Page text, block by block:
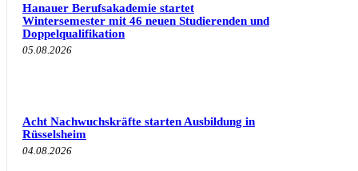
Hanauer Berufsakademie startet
Wintersemester mit 46 neuen Studierenden und
Doppelqualifikation
05.08.2026
Acht Nachwuchskräfte starten Ausbildung in
Rüsselsheim
04.08.2026